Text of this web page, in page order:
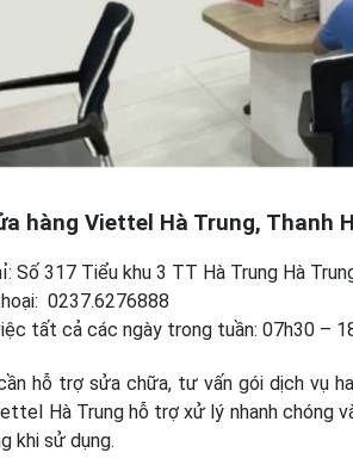
hàng Viettel Hà Trung, Thanh
Số 317 Tiểu khu 3 TT Hà Trung Hà
0237.6276888
tất cả các ngày trong tuần: 07h30 –
hỗ trợ sửa chữa, tư vấn gói dịch vụ
Hà Trung hỗ trợ xử lý nhanh chóng
khi sử dụng.